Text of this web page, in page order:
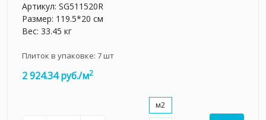
Артикул: SG511520R
Размер: 119.5*20 см
Вес: 33.45 кг
Плиток в упаковке: 7шт
2 924.34 руб./м2
м2